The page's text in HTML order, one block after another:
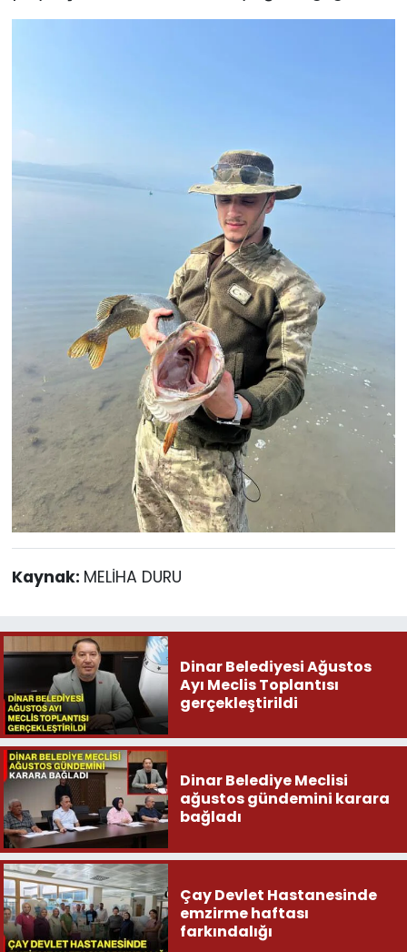
Kaynak: MELİHA DURU
Dinar Belediyesi Ağustos
Ayı Meclis Toplantısı
gerçekleştirildi
Dinar Belediye Meclisi
ağustos gündemini karara
bağladı
Çay Devlet Hastanesinde
emzirme haftası
farkındalığı